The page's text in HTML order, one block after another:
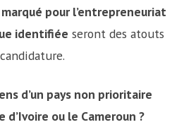
pour l’entrepreneuriat
identifiée seront des atouts
d’un pays non prioritaire
d’Ivoire ou le Cameroun ?